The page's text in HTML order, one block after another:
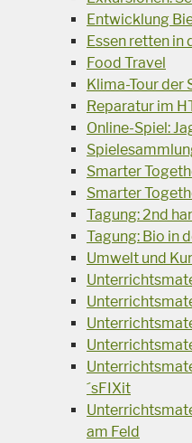
Entwicklung
Essen retten in
Food Travel
Klima-Tour der
Reparatur im
Online-Spiel:
Smarter
Smarter
Tagung: 2nd
Tagung: Bio in
Umwelt und
´sFIXit
am Feld